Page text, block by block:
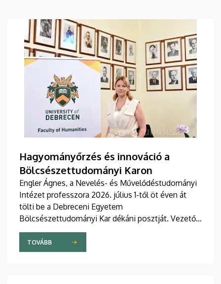
Hagyományőrzés és innováció a
Bölcsészettudományi Karon
Engler Ágnes, a Nevelés- és Művelődéstudományi
Intézet professzora 2026. július 1-től öt éven át
tölti be a Debreceni Egyetem
Bölcsészettudományi Kar dékáni posztját. Vezetői
stratégiájában fontos szerepet szán a kar
hagyományainak, a bölcsészképzés klasszikus
normáinak megőrzésének, egyben reagálva a
TOVÁBB